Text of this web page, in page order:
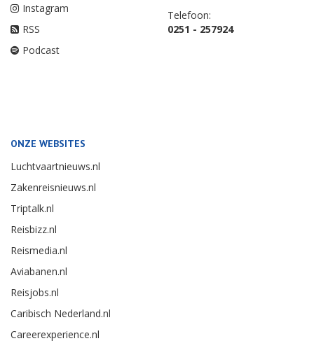
Instagram
RSS
Podcast
Telefoon:
0251 - 257924
ONZE WEBSITES
Luchtvaartnieuws.nl
Zakenreisnieuws.nl
Triptalk.nl
Reisbizz.nl
Reismedia.nl
Aviabanen.nl
Reisjobs.nl
Caribisch Nederland.nl
Careerexperience.nl